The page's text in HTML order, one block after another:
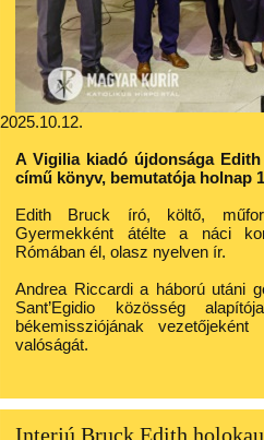
2025.10.12.
A Vigilia kiadó újdonsága
című könyv, bemutatója holnap
Edith Bruck író, költő,
Gyermekként átélte a náci
Rómában él, olasz nyelven ír.
Andrea Riccardi a háború utáni
Sant’Egidio közösség
békemissziójának
valóságát.
Interjú Bruck Edith